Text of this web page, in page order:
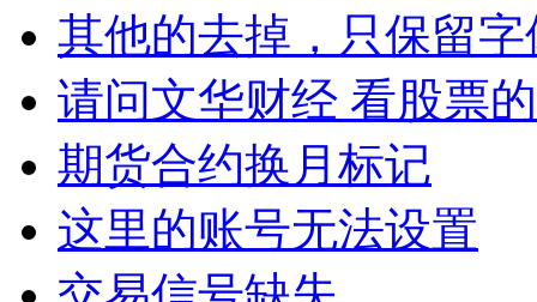
其他的去掉，只保留
请问文华财经 看股票
期货合约换月标记
这里的账号无法设置